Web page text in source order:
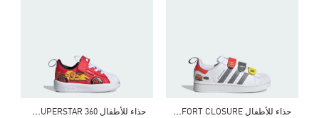
ح
ذاء للأطفال ADIDAS PIXAR CARS SUPERSTAR II COMFORT CLOSURE ح
ذاء للأطفال ADIDAS PIXAR CARS ADIFOM SUPERSTAR 360